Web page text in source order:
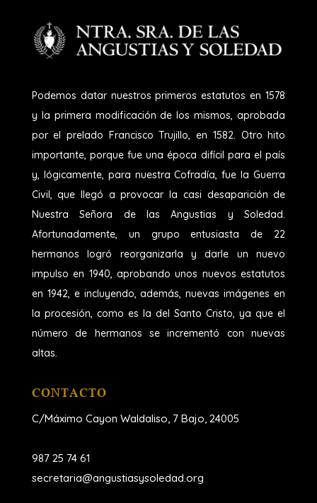
Podemos datar nuestros primeros estatutos en 1578
y la primera modificación de los mismos, aprobada
por el prelado Francisco Trujillo, en 1582. Otro hito
importante, porque fue una época difícil para el país
y, lógicamente, para nuestra Cofradía, fue la Guerra
Civil, que llegó a provocar la casi desaparición de
Nuestra Señora de las Angustias y Soledad.
Afortunadamente, un grupo entusiasta de 22
hermanos logró reorganizarla y darle un nuevo
impulso en 1940, aprobando unos nuevos estatutos
en 1942, e incluyendo, además, nuevas imágenes en
la procesión, como es la del Santo Cristo, ya que el
número de hermanos se incrementó con nuevas
altas.
CONTACTO
C/Máximo Cayon Waldaliso, 7 Bajo, 24005
987 25 74 61
secretaria@angustiasysoledad.org